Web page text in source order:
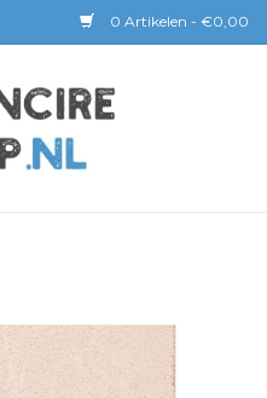
0 Artikelen - €0,00